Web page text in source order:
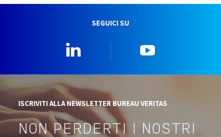
SEGUICI SU
ISCRIVITI ALLA NEWSLETTER BUREAU VERITAS
NON PERDERTI I NOSTRI